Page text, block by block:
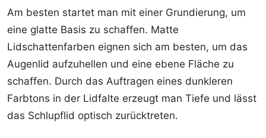
Am besten startet man mit einer Grundierung, um
eine glatte Basis zu schaffen. Matte
Lidschattenfarben eignen sich am besten, um das
Augenlid aufzuhellen und eine ebene Fläche zu
schaffen. Durch das Auftragen eines dunkleren
Farbtons in der Lidfalte erzeugt man Tiefe und lässt
das Schlupflid optisch zurücktreten.